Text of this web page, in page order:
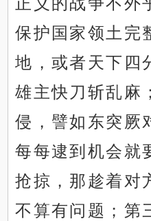
保护国家领土完
地，或者天下四
雄主快刀斩乱麻
侵，譬如东突厥
每每逮到机会就
抢掠，那趁着对
不算有问题；第